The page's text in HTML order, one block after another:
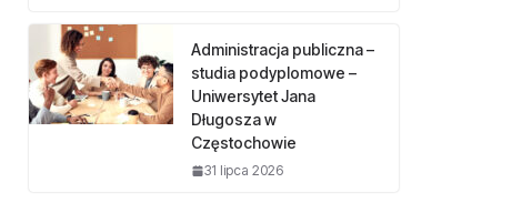
Administracja publiczna –
studia podyplomowe –
Uniwersytet Jana
Długosza w
Częstochowie
31 lipca 2026